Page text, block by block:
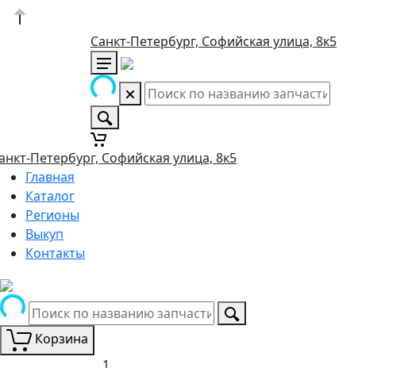
Санкт-Петербург, Софийская улица, 8к5
Петербург, Софийская улица, 8к5
Главная
Каталог
Регионы
Выкуп
Контакты
Корзина